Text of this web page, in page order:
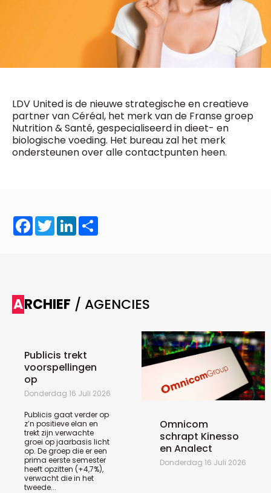
LDV United is de nieuwe strategische en creatieve
partner van Céréal, het merk van de Franse groep
Nutrition & Santé, gespecialiseerd in dieet- en
biologische voeding. Het bureau zal het merk
ondersteunen over alle contactpunten heen.
Facebook
TwitterLinkedIn
ARCHIEF / AGENCIES
Publicis trekt
voorspellingen
op
Donderdag 16 Juli 2026
Publicis gaat verder op
z’n positieve elan en
trekt zijn verwachte
groei op jaarbasis licht
op. De groep die er een
prima eerste semester
heeft opzitten (+4,7%),
verwacht die in het
tweede...
Omnicom
schrapt Kinesso
en Analect
Donderdag 16 Juli 2026
f.bouchar@mm.be
Chief Editor
g.byl@mm.be
Chief Editor
Damien Lemaire
0477 37 31 65
Daily
1 x week
MM Brunch
1 x week
MM Tech
10 x year
MM Best of
Research
10 x year
MM Blue
Vragen ?